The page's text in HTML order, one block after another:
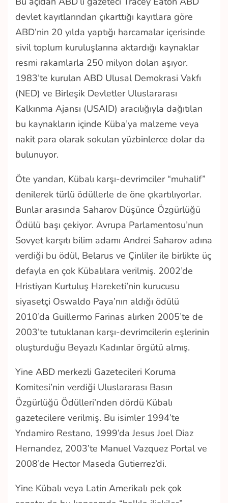
devlet kayıtlarından çıkarttığı kayıtlara göre
ABD’nin 20 yılda yaptığı harcamalar içerisinde
sivil toplum kuruluşlarına aktardığı kaynaklar
resmi rakamlarla 250 milyon doları aşıyor.
1983’te kurulan ABD Ulusal Demokrasi Vakfı
(NED) ve Birleşik Devletler Uluslararası
Kalkınma Ajansı (USAID) aracılığıyla dağıtılan
bu kaynakların içinde Küba’ya malzeme veya
nakit para olarak sokulan yüzbinlerce dolar da
bulunuyor.
Öte yandan, Kübalı karşı-devrimciler “muhalif”
denilerek türlü ödüllerle de öne çıkartılıyorlar.
Bunlar arasında Saharov Düşünce Özgürlüğü
Ödülü başı çekiyor. Avrupa Parlamentosu’nun
Sovyet karşıtı bilim adamı Andrei Saharov adına
verdiği bu ödül, Belarus ve Çinliler ile birlikte üç
defayla en çok Kübalılara verilmiş. 2002’de
Hristiyan Kurtuluş Hareketi’nin kurucusu
siyasetçi Oswaldo Paya’nın aldığı ödülü
2010’da Guillermo Farinas alırken 2005’te de
2003’te tutuklanan karşı-devrimcilerin eşlerinin
oluşturduğu Beyazlı Kadınlar örgütü almış.
Yine ABD merkezli Gazetecileri Koruma
Komitesi’nin verdiği Uluslararası Basın
Özgürlüğü Ödülleri’nden dördü Kübalı
gazetecilere verilmiş. Bu isimler 1994’te
Yndamiro Restano, 1999’da Jesus Joel Diaz
Hernandez, 2003’te Manuel Vazquez Portal ve
2008’de Hector Maseda Gutierrez’di.
Yine Kübalı veya Latin Amerikalı pek çok